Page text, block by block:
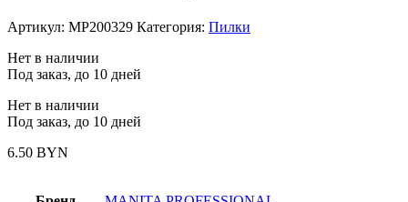
Артикул: MP200329 Категория: Пилки
Нет в наличии
Под заказ, до 10 дней
Нет в наличии
Под заказ, до 10 дней
6.50 BYN